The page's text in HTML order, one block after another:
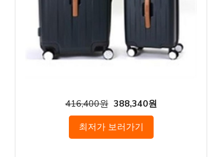
416,400원 388,340원
최저가 보러가기